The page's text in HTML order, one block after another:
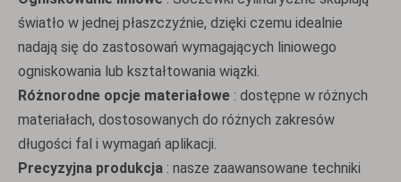
światło w jednej płaszczyźnie, dzięki czemu idealnie
nadają się do zastosowań wymagających liniowego
ogniskowania lub kształtowania wiązki.
Różnorodne opcje materiałowe : dostępne w różnych
materiałach, dostosowanych do różnych zakresów
długości fal i wymagań aplikacji.
Precyzyjna produkcja : nasze zaawansowane techniki